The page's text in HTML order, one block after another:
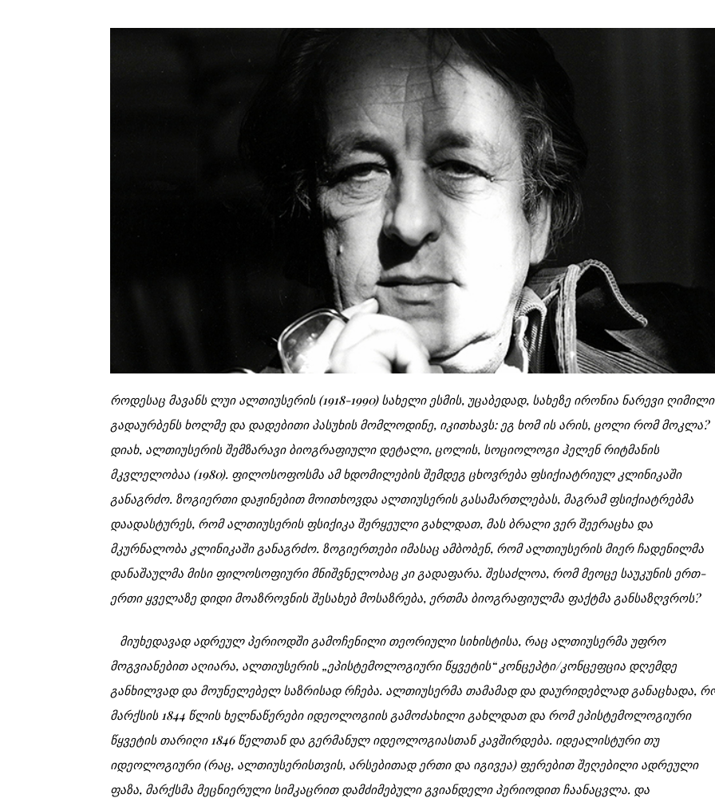
როდესაც მავანს ლუი ალთიუსერის (1918-1990) სახელი ესმის, უცაბედად, სახეზე ირონია ნარევი ღიმილი
გადაურბენს ხოლმე და დადებითი პასუხის მომლოდინე, იკითხავს: ეგ ხომ ის არის, ცოლი რომ მოკლა?
დიახ, ალთიუსერის შემზარავი ბიოგრაფიული დეტალი, ცოლის, სოციოლოგი ჰელენ რიტმანის
მკვლელობაა (1980). ფილოსოფოსმა ამ ხდომილების შემდეგ ცხოვრება ფსიქიატრიულ კლინიკაში
განაგრძო. ზოგიერთი დაჟინებით მოითხოვდა ალთიუსერის გასამართლებას, მაგრამ ფსიქიატრებმა
დაადასტურეს, რომ ალთიუსერის ფსიქიკა შერყეული გახლდათ, მას ბრალი ვერ შეერაცხა და
მკურნალობა კლინიკაში განაგრძო. ზოგიერთები იმასაც ამბობენ, რომ ალთიუსერის მიერ ჩადენილმა
დანაშაულმა მისი ფილოსოფიური მნიშვნელობაც კი გადაფარა. შესაძლოა, რომ მეოცე საუკუნის ერთ-
ერთი ყველაზე დიდი მოაზროვნის შესახებ მოსაზრება, ერთმა ბიოგრაფიულმა ფაქტმა განსაზღვროს?
მიუხედავად ადრეულ პერიოდში გამოჩენილი თეორიული სიხისტისა, რაც ალთიუსერმა უფრო
მოგვიანებით აღიარა, ალთიუსერის „ეპისტემოლოგიური წყვეტის“ კონცეპტი/კონცეფცია დღემდე
განხილვად და მოუნელებელ საზრისად რჩება. ალთიუსერმა თამამად და დაურიდებლად განაცხადა,
მარქსის 1844 წლის ხელნაწერები იდეოლოგიის გამოძახილი გახლდათ და რომ ეპისტემოლოგიური
წყვეტის თარიღი 1846 წელთან და გერმანულ იდეოლოგიასთან კავშირდება. იდეალისტური თუ
იდეოლოგიური (რაც, ალთიუსერისთვის, არსებითად ერთი და იგივეა) ფერებით შეღებილი ადრეული
ფაზა, მარქსმა მეცნიერული სიმკაცრით დამძიმებული გვიანდელი პერიოდით ჩაანაცვლა. და